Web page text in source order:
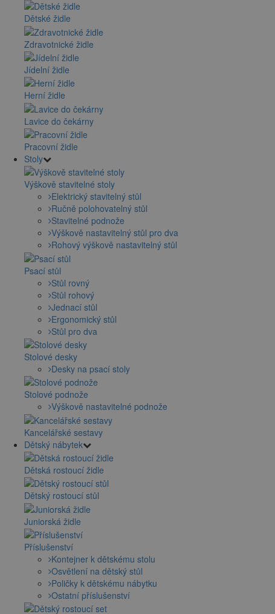
Dětské židle
Zdravotnické židle
Jídelní židle
Herní židle
Lavice do čekárny
Pracovní židle
Stoly
Výškově stavitelné stoly
Elektrický stavitelný stůl
Ručně polohovatelný stůl
Stavitelné podnože
Výškově nastavitelný stůl pro dva
Rohový výškově nastavitelný stůl
Psací stůl
Stůl rovný
Stůl rohový
Jednací stůl
Ergonomický stůl
Stůl pro dva
Stolové desky
Desky na psací stoly
Stolové podnože
Výškově nastavitelné podnože
Kancelářské sestavy
Dětský nábytek
Dětská rostoucí židle
Dětský rostoucí stůl
Juniorská židle
Příslušenství
Kontejner k dětskému stolu
Osvětlení na dětský stůl
Poličky k dětskému nábytku
Ostatní příslušenství